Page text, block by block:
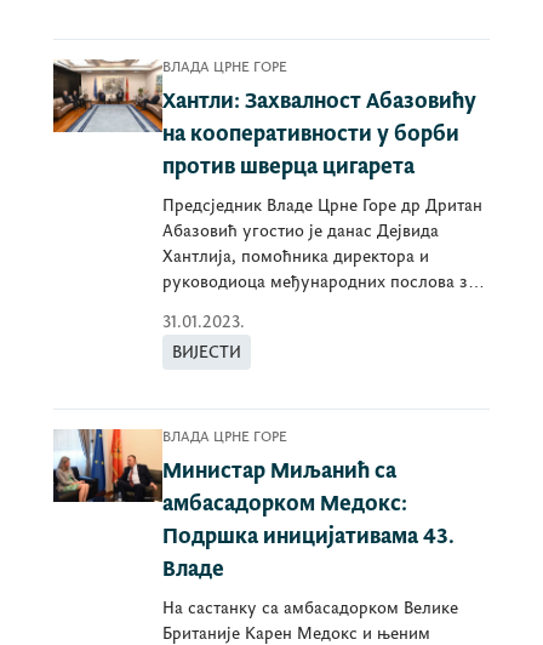
ВЛАДА ЦРНЕ ГОРЕ
Хантли: Захвалност Абазовићу
на кооперативности у борби
против шверца цигарета
Предсједник Владе Црне Горе др Дритан
Абазовић угостио је данас Дејвида
Хантлија, помоћника директора и
руководиоца међународних послова за
31.01.2023.
ВИЈЕСТИ
ВЛАДА ЦРНЕ ГОРЕ
Министар Миљанић са
амбасадорком Медокс:
Подршка иницијативама 43.
Владе
На састанку са амбасадорком Велике
Британије Карен Медокс и њеним